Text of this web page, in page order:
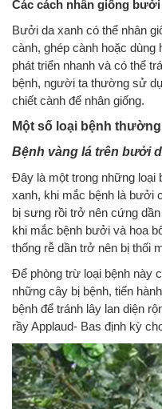
Các cách nhân giống bưởi
Bưởi da xanh có thể nhân
cành, ghép cành hoặc dùng
phát triển nhanh và có thể
bệnh, người ta thường sử
chiết cành để nhân giống.
Một số loại bệnh
Bệnh vàng lá trên bưởi
Đây là một trong những loại
xanh, khi mắc bệnh là bưởi
bị sưng rồi trở nên cứng
khi mắc bệnh bưởi và hoa
thống rễ dần trở nên bị thối
Để phòng trừ loại bệnh này
những cây bị bệnh, tiến
bệnh để tránh lây lan diện
rầy Applaud- Bas định kỳ